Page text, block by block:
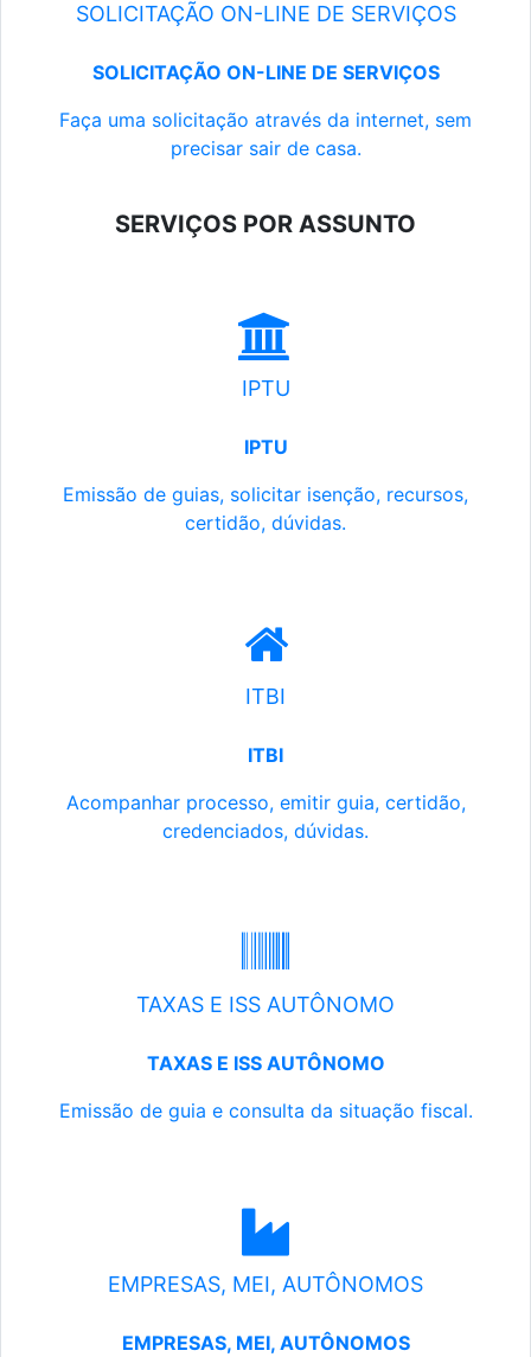
SOLICITAÇÃO ON-LINE DE SERVIÇOS
SOLICITAÇÃO ON-LINE DE SERVIÇOS
Faça uma solicitação através da internet, sem
precisar sair de casa.
SERVIÇOS POR ASSUNTO
IPTU
IPTU
Emissão de guias, solicitar isenção, recursos,
certidão, dúvidas.
ITBI
ITBI
Acompanhar processo, emitir guia, certidão,
credenciados, dúvidas.
TAXAS E ISS AUTÔNOMO
TAXAS E ISS AUTÔNOMO
Emissão de guia e consulta da situação fiscal.
EMPRESAS, MEI, AUTÔNOMOS
EMPRESAS, MEI, AUTÔNOMOS